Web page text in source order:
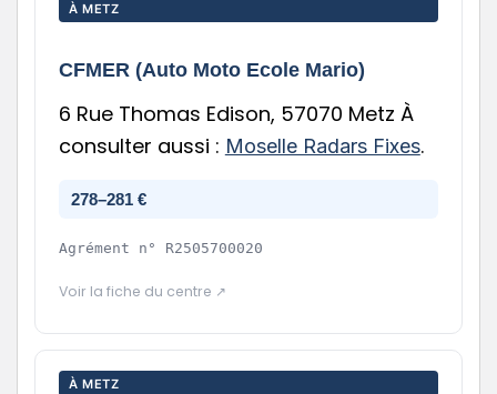
À METZ
CFMER (Auto Moto Ecole Mario)
6 Rue Thomas Edison, 57070 Metz À
consulter aussi : Moselle Radars Fixes.
278–281 €
Agrément n° R2505700020
Voir la fiche du centre ↗
À METZ